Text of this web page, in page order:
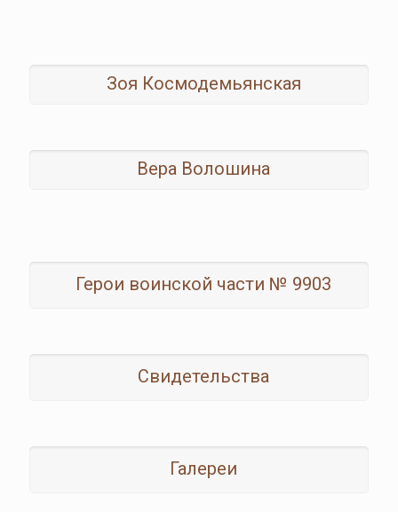
Зоя Космодемьянская
Вера Волошина
Герои воинской части № 9903
Свидетельства
Галереи